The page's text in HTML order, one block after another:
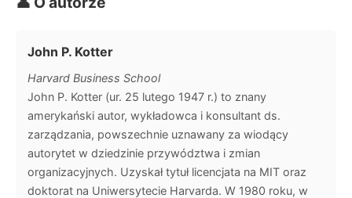
John P. Kotter
Harvard Business School
John P. Kotter (ur. 25 lutego 1947 r.) to znany
amerykański autor, wykładowca i konsultant ds.
zarządzania, powszechnie uznawany za wiodący
autorytet w dziedzinie przywództwa i zmian
organizacyjnych. Uzyskał tytuł licencjata na MIT oraz
doktorat na Uniwersytecie Harvarda. W 1980 roku, w